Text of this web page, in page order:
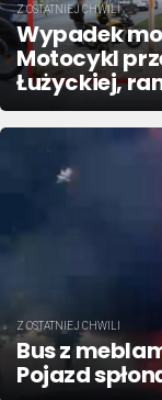
Z OSTATNIEJ CHWILI
Wypadek
Motocykl
Łużyckiej,
Z OSTATNIEJ CHWILI
Bus z
Pojazd